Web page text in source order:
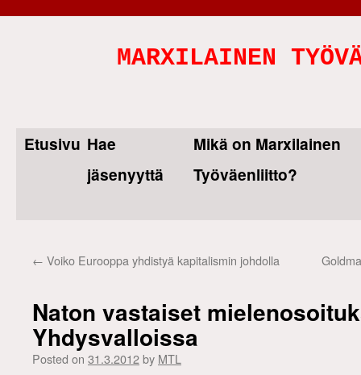
MARXILAINEN
Skip
Etusivu Hae
jäsenyyttä
Mikä on Marxilainen
Työväenliitto?
← Voiko Eurooppa yhdistyä kapitalismin johdolla
Naton vastaiset
Yhdysvalloissa
Posted on 31.3.2012by MTL